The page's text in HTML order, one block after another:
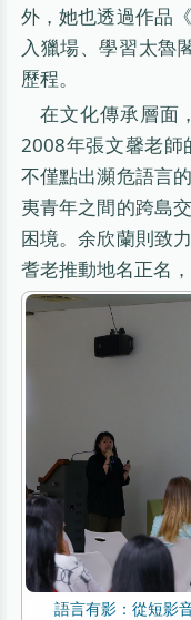
外，她也透過作品
入獵場、學習太魯
歷程。
在文化傳承層面
2008年張文馨老師
不僅點出瀕危語言
夷青年之間的跨島
困境。余欣蘭則致
耆老推動地名正名
語言有影：從短影